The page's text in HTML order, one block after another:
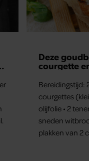
Dít is
(spoiler:
Je wil meer